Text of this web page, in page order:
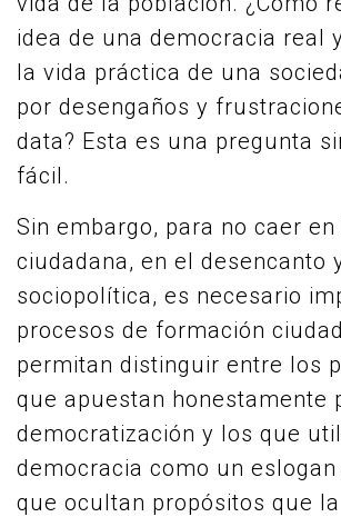
idea de una democracia real
la vida práctica de una
por desengaños y
data? Esta es una pregunta
fácil.
Sin embargo, para no caer
ciudadana, en el desencanto
sociopolítica, es necesario
procesos de formación
permitan distinguir entre los
que apuestan honestamente
democratización y los que
democracia como un
que ocultan propósitos que